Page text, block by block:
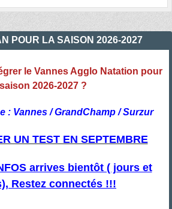
POUR LA SAISON 2026-2027
le Vannes Agglo Natation pour
saison 2026-2027 ?
: Vannes / GrandChamp / Surzur
UN TEST EN SEPTEMBRE
arrives bientôt ( jours et
Restez connectés !!!